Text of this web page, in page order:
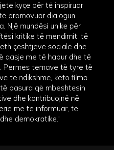
kyçe për të inspiruar
promovuar dialogun
Një mundësi unike për
kritike të mendimit, të
çështjeve sociale dhe
qasje më të hapur dhe të
Përmes temave të tyre të
të ndikshme, këto filma
pasura që mbështesin
dhe kontribuojnë në
më të informuar, të
demokratike."